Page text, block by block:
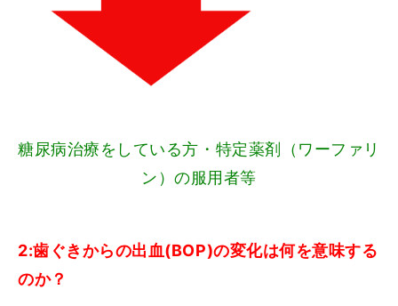
糖尿病治療をしている方・特定薬剤（ワーファリ
ン）の服用者等
2:歯ぐきからの出血(BOP)の変化は何を意味する
のか？